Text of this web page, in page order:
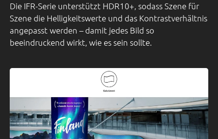
Die IFR-Serie unterstützt HDR10+, sodass Szene für
Szene die Helligkeitswerte und das Kontrastverhältnis
angepasst werden – damit jedes Bild so
beeindruckend wirkt, wie es sein sollte.